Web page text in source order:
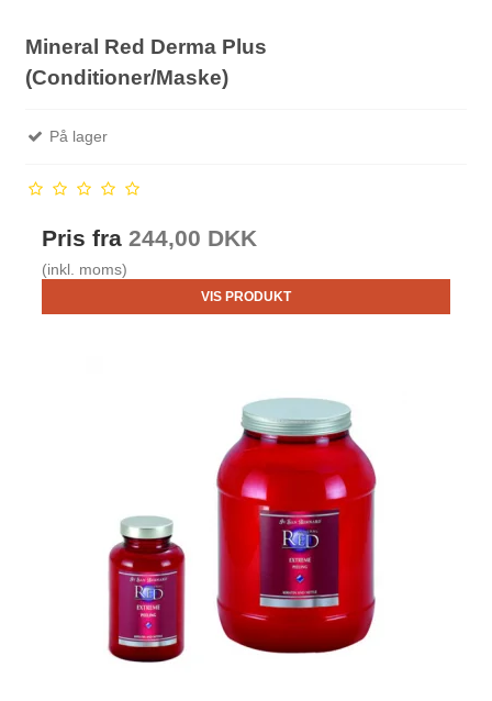
Mineral Red Derma Plus
(Conditioner/Maske)
På lager
Pris fra244,00 DKK
(inkl. moms)
VIS PRODUKT